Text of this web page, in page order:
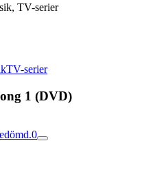
TV-serier
TV-serier
1 (DVD)
0